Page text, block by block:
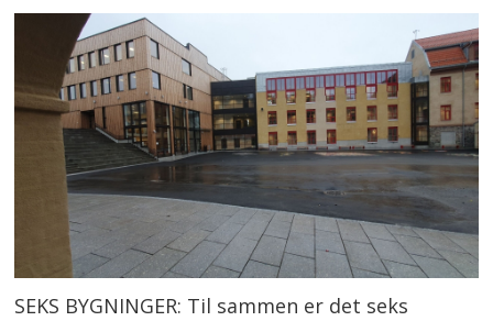
SEKS BYGNINGER: Til sammen er det seks